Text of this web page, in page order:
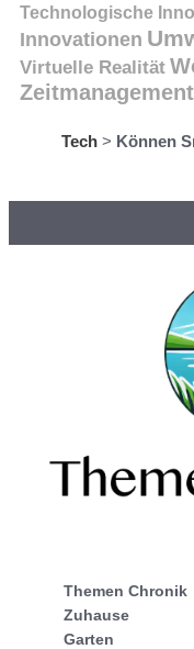
Technologische
Innovationen
Virtuelle Realität
Zeitmanagement
Tech > Können
Themen Chronik
Zuhause
Garten